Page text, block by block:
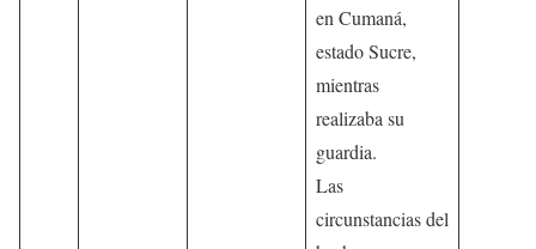
en Cumaná,
estado Sucre,
mientras
realizaba su
guardia.
Las
circunstancias del